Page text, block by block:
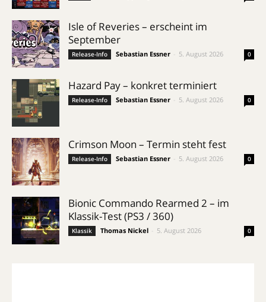
Isle of Reveries – erscheint im
September
Release-Info Sebastian Essner 5. August 2026 0
Hazard Pay – konkret terminiert
Release-Info Sebastian Essner 5. August 2026 0
Crimson Moon – Termin steht fest
Release-Info Sebastian Essner 5. August 2026 0
Bionic Commando Rearmed 2 – im
Klassik-Test (PS3 / 360)
Klassik Thomas Nickel 5. August 2026 0